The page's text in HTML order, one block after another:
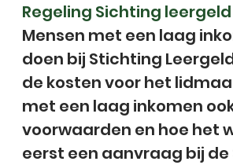
Regeling Sichting leergeld
Mensen met een laag
doen bij Stichting
de kosten voor het
met een laag inkomen
voorwaarden en hoe het
eerst een aanvraag bij